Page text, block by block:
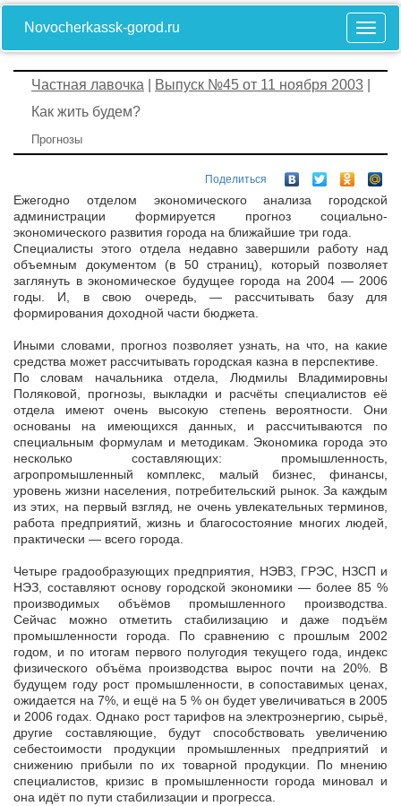
Novocherkassk-gorod.ru
Частная лавочка Выпуск №45 от 11 ноября 2003
Как жить будем?
Прогнозы
Поделиться
Ежегодно отделом экономического анализа городской
администрации формируется прогноз социально-
экономического развития города на ближайшие три года.
Специалисты этого отдела недавно завершили работу над
объемным документом (в 50 страниц), который позволяет
заглянуть в экономическое будущее города на 2004 — 2006
годы. И, в свою очередь, — рассчитывать базу для
формирования доходной части бюджета.
Иными словами, прогноз позволяет узнать, на что, на какие
средства может рассчитывать городская казна в перспективе.
По словам начальника отдела, Людмилы Владимировны
Поляковой, прогнозы, выкладки и расчёты специалистов её
отдела имеют очень высокую степень вероятности. Они
основаны на имеющихся данных, и рассчитываются по
специальным формулам и методикам. Экономика города это
несколько составляющих: промышленность,
агропромышленный комплекс, малый бизнес, финансы,
уровень жизни населения, потребительский рынок. За каждым
из этих, на первый взгляд, не очень увлекательных терминов,
работа предприятий, жизнь и благосостояние многих людей,
практически — всего города.
Четыре градообразующих предприятия, НЭВЗ, ГРЭС, НЗСП и
НЭЗ, составляют основу городской экономики — более 85 %
производимых объёмов промышленного производства.
Сейчас можно отметить стабилизацию и даже подъём
промышленности города. По сравнению с прошлым 2002
годом, и по итогам первого полугодия текущего года, индекс
физического объёма производства вырос почти на 20%. В
будущем году рост промышленности, в сопоставимых ценах,
ожидается на 7%, и ещё на 5 % он будет увеличиваться в 2005
и 2006 годах. Однако рост тарифов на электроэнергию, сырьё,
другие составляющие, будут способствовать увеличению
себестоимости продукции промышленных предприятий и
снижению прибыли по их товарной продукции. По мнению
специалистов, кризис в промышленности города миновал и
она идёт по пути стабилизации и прогресса.